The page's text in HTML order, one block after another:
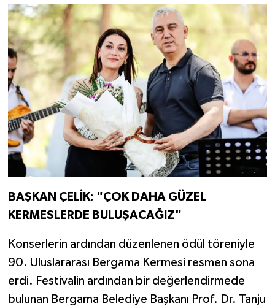
BAŞKAN ÇELİK: "ÇOK DAHA GÜZEL
KERMESLERDE BULUŞACAĞIZ"
Konserlerin ardından düzenlenen ödül töreniyle
90. Uluslararası Bergama Kermesi resmen sona
erdi. Festivalin ardından bir değerlendirmede
bulunan Bergama Belediye Başkanı Prof. Dr. Tanju